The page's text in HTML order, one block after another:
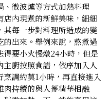
微波爐等方式加熱料理
內現煮的新鮮美味，細細
每一步對料理所造成的變
出來。舉例來說，熬煮過
要小火慢燉24小時，但是
廚按照食譜，依序加入人
調約莫1小時，再直接進入
肉持續的與人蔘精華相融